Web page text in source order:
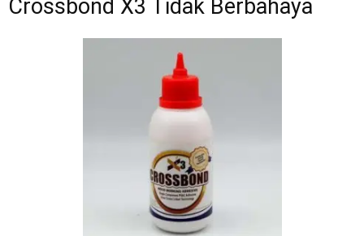
Crossbond X3 Tidak Berbahaya